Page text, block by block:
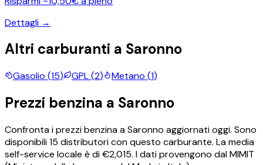
Dettagli →
Altri carburanti a Saronno
Gasolio (15) GPL(2) Metano (1)
Prezzi benzina a Saronno
Confronta i prezzibenzinaaSaronno aggiornati oggi. Sono
disponibili15 distributori con questo carburante. La media
self-service locale è di €2,015. I dati provengono dal MIMIT